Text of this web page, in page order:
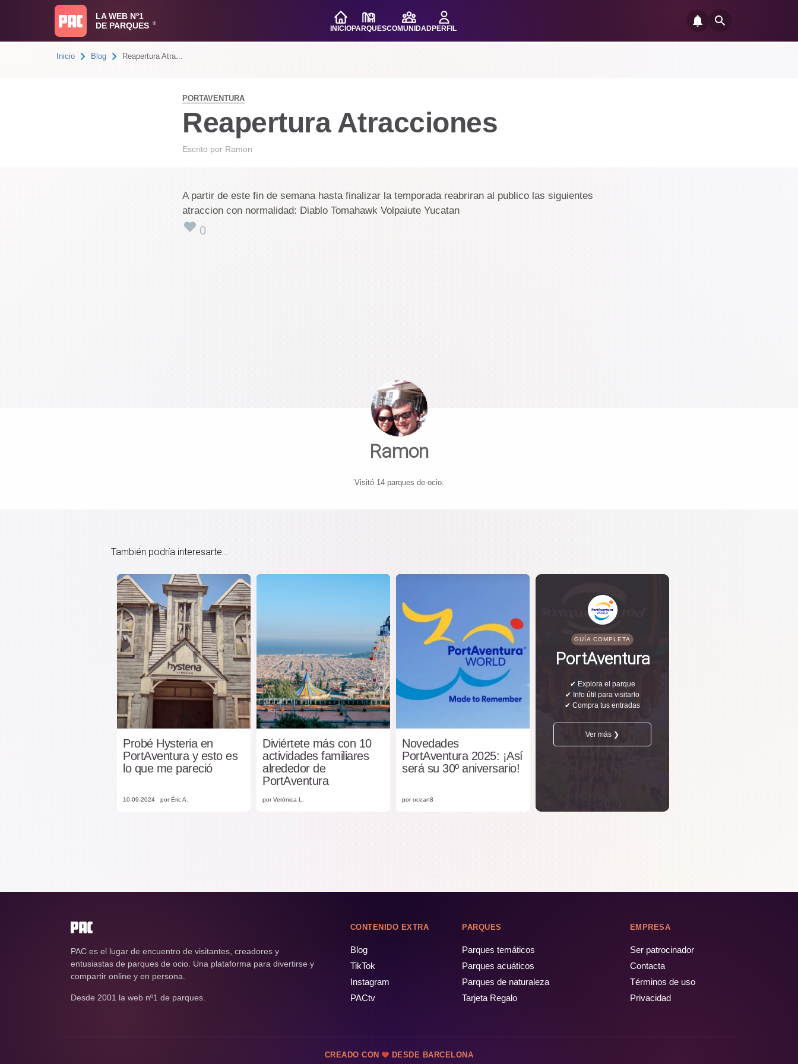
LA WEB Nº1
DE PARQUES
®
INICIOPARQUESCOMUNIDADPERFIL
Inicio Blog Reapertura Atra...
PORTAVENTURA
Reapertura Atracciones
Escrito por Ramon
A partir de este fin de semana hasta finalizar la temporada reabriran al publico las siguientes
atraccion con normalidad: Diablo Tomahawk Volpaiute Yucatan
0
Ramon
Visitó 14 parques de ocio.
También podría interesarte...
Probé Hysteria en
PortAventura y esto es
lo que me pareció
10-09-2024 por Éric A.
Diviértete más con 10
actividades familiares
alrededor de
PortAventura
por Verónica L.
Novedades
PortAventura 2025: ¡Así
será su 30º aniversario!
por ocean8
GUÍA COMPLETA
PortAventura
✔ Explora el parque
✔ Info útil para visitarlo
✔ Compra tus entradas
Ver más ❯
PAC es el lugar de encuentro de visitantes, creadores y
entusiastas de parques de ocio. Una plataforma para divertirse y
compartir online y en persona.
Desde 2001 la web nº1 de parques.
CONTENIDO EXTRA
Blog
TikTok
Instagram
PACtv
PARQUES
Parques temáticos
Parques acuáticos
Parques de naturaleza
Tarjeta Regalo
EMPRESA
Ser patrocinador
Contacta
Términos de uso
Privacidad
CREADO CON DESDE BARCELONA